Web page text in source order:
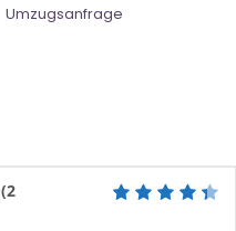
Umzugsanfrage
(2